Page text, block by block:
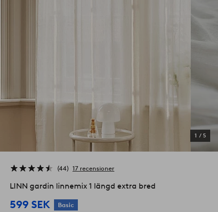
1 / 5
44 17 recensioner
LINN gardin linnemix 1 längd extra bred
599 SEK Basic